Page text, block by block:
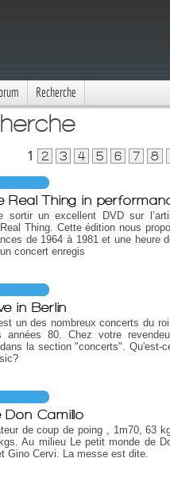
Recherche
1 2 3 4 5 6 7 8
Real Thing in
sortir un excellent DVD sur
Thing. Cette édition nous
de 1964 à 1981 et une heure
concert enregis
in Berlin
un des nombreux concerts du
80. Chez votre
la section "concerts". Qu'est-
Camillo
de coup de poing , 1m70, 63
Au milieu Le petit monde de
Gino Cervi. La messe est dite.